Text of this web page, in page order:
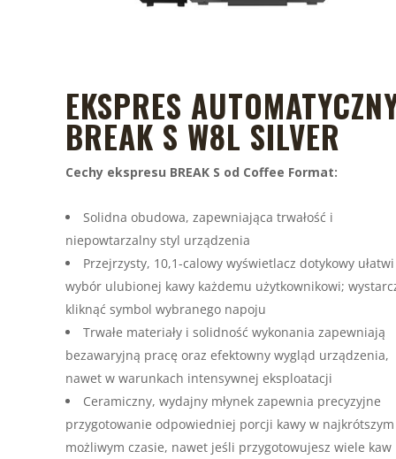
EKSPRES
BREAK S W8L SILVER
Cechy ekspresu BREAK S od Coffee Format:
Solidna obudowa, zapewniająca trwałość i
niepowtarzalny styl urządzenia
Przejrzysty, 10,1-calowy wyświetlacz dotykowy ułatwi
wybór ulubionej kawy każdemu użytkownikowi;
kliknąć symbol wybranego napoju
Trwałe materiały i solidność wykonania zapewniają
bezawaryjną pracę oraz efektowny wygląd urządzenia,
nawet w warunkach intensywnej eksploatacji
Ceramiczny, wydajny młynek zapewnia precyzyjne
przygotowanie odpowiedniej porcji kawy w najkrótszym
możliwym czasie, nawet jeśli przygotowujesz wiele kaw